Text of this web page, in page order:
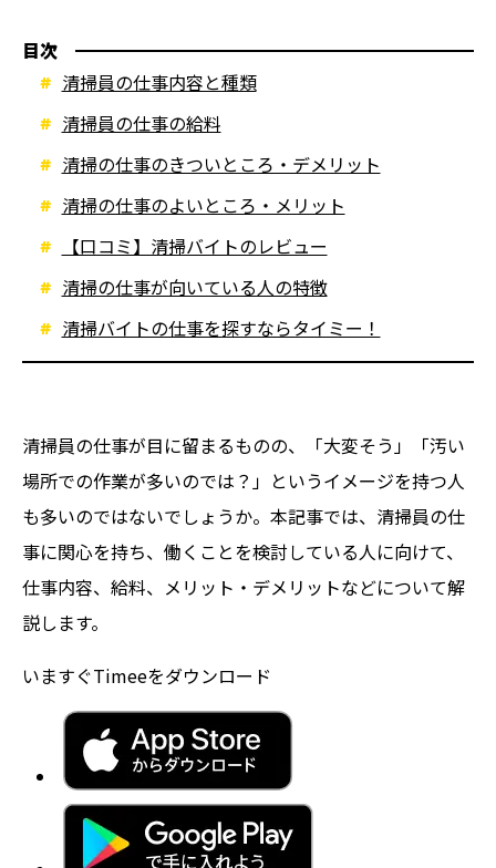
目次
清掃員の仕事内容と種類
清掃員の仕事の給料
清掃の仕事のきついところ・デメリット
清掃の仕事のよいところ・メリット
【口コミ】清掃バイトのレビュー
清掃の仕事が向いている人の特徴
清掃バイトの仕事を探すならタイミー！
清掃員の仕事が目に留まるものの、「大変そう」「汚い
場所での作業が多いのでは？」というイメージを持つ人
も多いのではないでしょうか。本記事では、清掃員の仕
事に関心を持ち、働くことを検討している人に向けて、
仕事内容、給料、メリット・デメリットなどについて解
説します。
いますぐTimeeをダウンロード